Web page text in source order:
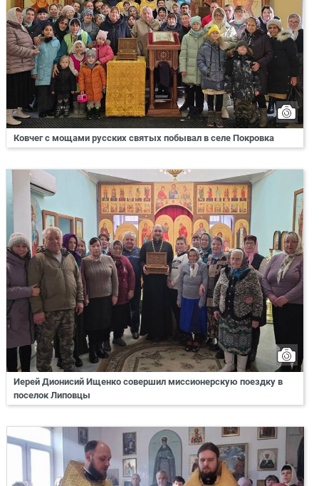
Ковчег с мощами русских святых побывал в селе Покровка
Иерей Дионисий Ищенко совершил миссионерскую поездку в
поселок Липовцы